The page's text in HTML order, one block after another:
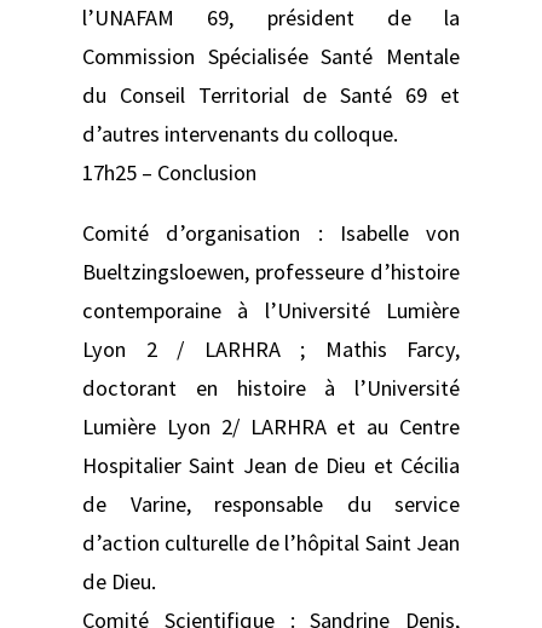
l’UNAFAM 69, président de la
Commission Spécialisée Santé Mentale
du Conseil Territorial de Santé 69 et
d’autres intervenants du colloque.
17h25 – Conclusion
Comité d’organisation : Isabelle von
Bueltzingsloewen, professeure d’histoire
contemporaine à l’Université Lumière
Lyon 2 / LARHRA ; Mathis Farcy,
doctorant en histoire à l’Université
Lumière Lyon 2/ LARHRA et au Centre
Hospitalier Saint Jean de Dieu et Cécilia
de Varine, responsable du service
d’action culturelle de l’hôpital Saint Jean
de Dieu.
Comité Scientifique : Sandrine Denis,